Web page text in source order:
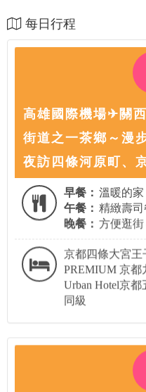
每日行程
高雄國際機場✈關
街道之一茶鄉～漫
夜訪四條河原町、
早餐： 溫暖的家
午餐： 精緻壽司
晚餐： 方便逛
京都四條大宮王
PREMIUM 京都
Urban Hotel京都
同級